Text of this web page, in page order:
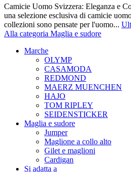
Camicie Uomo Svizzera: Eleganza e
una selezione esclusiva di camicie
collezioni sono pensate per l'uomo...
Alla categoria Maglia e sudore
Marche
OLYMP
CASAMODA
REDMOND
MAERZ MUENCHEN
HAJO
TOM RIPLEY
SEIDENSTICKER
Maglia e sudore
Jumper
Maglione a collo alto
Gilet e maglioni
Cardigan
Si adatta a